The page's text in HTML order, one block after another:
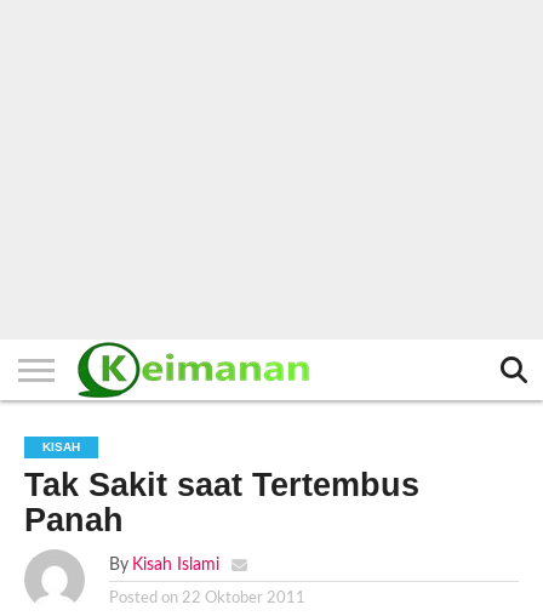
KISAH
Tak Sakit saat Tertembus
Panah
By Kisah Islami
Posted on 22 Oktober 2011